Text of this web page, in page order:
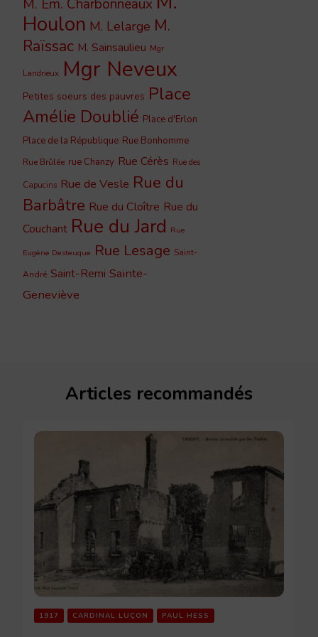
M. Em. Charbonneaux
Houlon M. Lelarge M.
Raïssac M. Sainsaulieu Mgr
Landrieux Mgr Neveux
Petites soeurs des pauvres Place
Amélie Doublié Place d'Erlon
Place de la République Rue Bonhomme
Rue Brûlée rue Chanzy Rue Cérès Rue des
Capucins Rue de Vesle Rue du
Barbâtre Rue du Cloître Rue du
Couchant Rue du Jard Rue
Eugène Desteuque Rue Lesage Saint-
André Saint-Remi Sainte-
Geneviève
Articles recommandés
1917 CARDINAL LUÇON PAUL HESS